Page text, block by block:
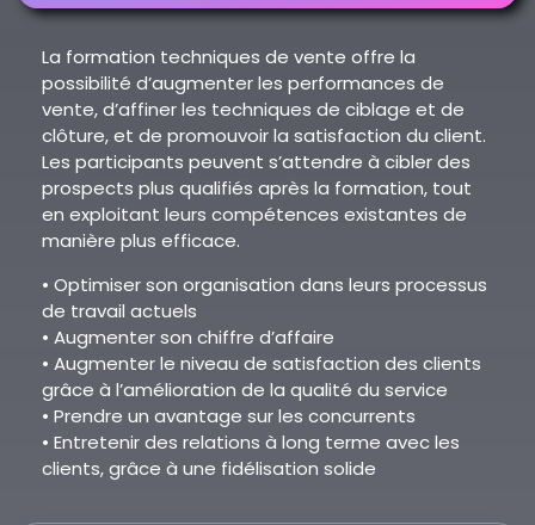
La formation techniques de vente offre la
possibilité d’augmenter les performances de
vente, d’affiner les techniques de ciblage et de
clôture, et de promouvoir la satisfaction du client.
Les participants peuvent s’attendre à cibler des
prospects plus qualifiés après la formation, tout
en exploitant leurs compétences existantes de
manière plus efficace.
• Optimiser son organisation dans leurs processus
de travail actuels
• Augmenter son chiffre d’affaire
• Augmenter le niveau de satisfaction des clients
grâce à l’amélioration de la qualité du service
• Prendre un avantage sur les concurrents
• Entretenir des relations à long terme avec les
clients, grâce à une fidélisation solide